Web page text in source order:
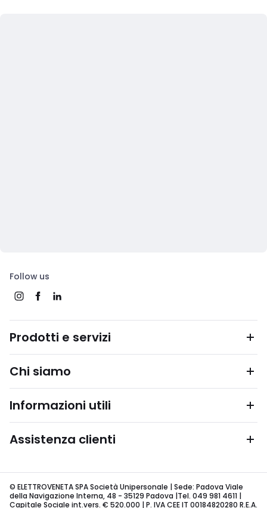
Follow us
Prodotti e servizi
Chi siamo
Informazioni utili
Assistenza clienti
© ELETTROVENETA SPA Società Unipersonale | Sede: Padova Viale
della Navigazione Interna, 48 - 35129 Padova |Tel. 049 981 4611 |
Capitale Sociale int.vers. € 520.000 | P. IVA CEE IT 00184820280 R.E.A.